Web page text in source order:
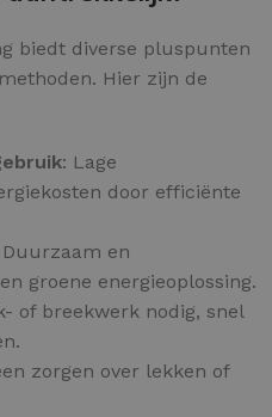
biedt diverse pluspunten
Hier zijn de
: Lage
door efficiënte
Duurzaam en
groene energieoplossing.
of breekwerk nodig, snel
zorgen over lekken of